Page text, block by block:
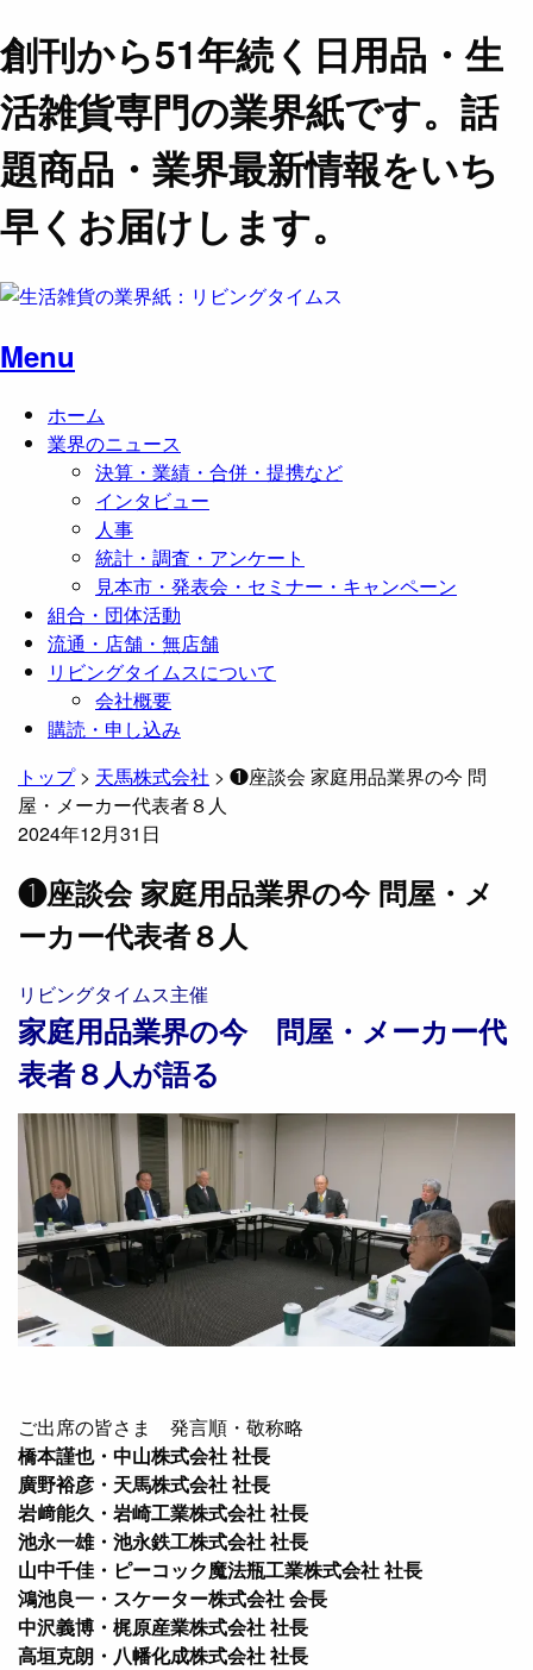
創刊から51年続く日用品・生
活雑貨専門の業界紙です。話
題商品・業界最新情報をいち
早くお届けします。
Menu
ホーム
業界のニュース
決算・業績・合併・提携など
インタビュー
人事
統計・調査・アンケート
見本市・発表会・セミナー・キャンペーン
組合・団体活動
流通・店舗・無店舗
リビングタイムスについて
会社概要
購読・申し込み
トップ> 天馬株式会社 > ❶座談会 家庭用品業界の今 問
屋・メーカー代表者８人
2024年12月31日
❶座談会 家庭用品業界の今 問屋・メ
ーカー代表者８人
リビングタイムス主催
家庭用品業界の今 問屋・メーカー代
表者８人が語る
ご出席の皆さま 発言順・敬称略
橋本謹也・中山株式会社 社長
廣野裕彦・天馬株式会社 社長
岩﨑能久・岩崎工業株式会社 社長
池永一雄・池永鉄工株式会社 社長
山中千佳・ピーコック魔法瓶工業株式会社 社長
鴻池良一・スケーター株式会社 会長
中沢義博・梶原産業株式会社 社長
高垣克朗・八幡化成株式会社 社長